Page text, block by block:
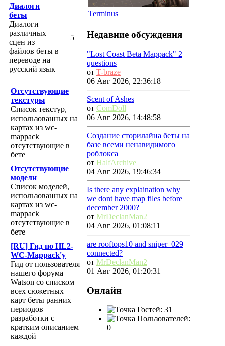
Диалоги
беты
Диалоги
различных
сцен из
файлов беты в
переводе на
русский язык
5
Отсутствующие
текстуры
Список текстур,
использованных на
картах из wc-
mappack
отсутствующие в
бете
Отсутствующие
модели
Список моделей,
использованных на
картах из wc-
mappack
отсутствующие в
бете
[RU] Гид по HL2-
WC-Mappack'у
Гид от пользователя
нашего форума
Watson со списком
всех сюжетных
карт беты ранних
периодов
разработки с
кратким описанием
каждой
Terminus
Недавние обсуждения
"Lost Coast Beta Mappack" 2
questions
от T-braze
06 Авг 2026, 22:36:18
Scent of Ashes
от ComDoll
06 Авг 2026, 14:48:58
Создание сторилайна беты на
базе всеми ненавидимого
роблокса
от HalfArchive
04 Авг 2026, 19:46:34
Is there any explaination why
we dont have map files before
december 2000?
от MrDeclanMan2
04 Авг 2026, 01:08:11
are rooftops10 and sniper_029
connected?
от MrDeclanMan2
01 Авг 2026, 01:20:31
Онлайн
Гостей: 31
Пользователей:
0